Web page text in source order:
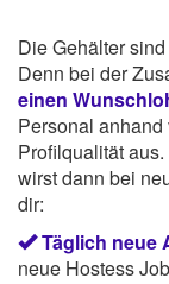
Die Gehälter
Denn bei der
einen
Personal
Profilqualität
wirst dann bei
dir:
Täglich neue
neue Hostess